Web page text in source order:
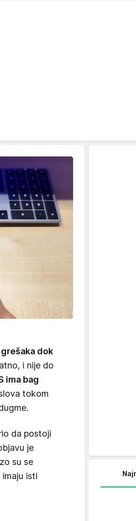
grešaka dok
i nije do
ima bag
tokom
da postoji
je
su se
isti